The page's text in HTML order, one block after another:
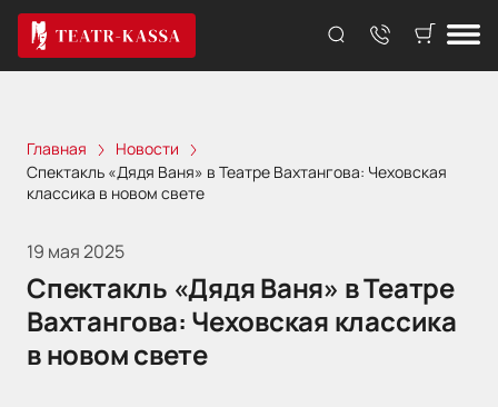
Главная
Новости
Спектакль «Дядя Ваня» в Театре Вахтангова: Чеховская
классика в новом свете
19 мая 2025
Спектакль «Дядя Ваня» в Театре
Вахтангова: Чеховская классика
в новом свете